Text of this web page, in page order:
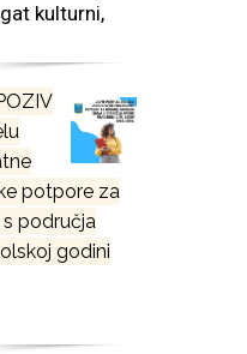
kulturni,
potpore za
s područja
godini